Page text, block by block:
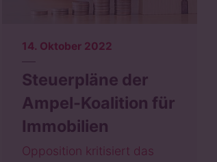
14. Oktober 2022
Steuerpläne der
Ampel-Koalition für
Immobilien
Opposition kritisiert das